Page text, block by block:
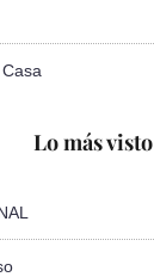
Lo más visto